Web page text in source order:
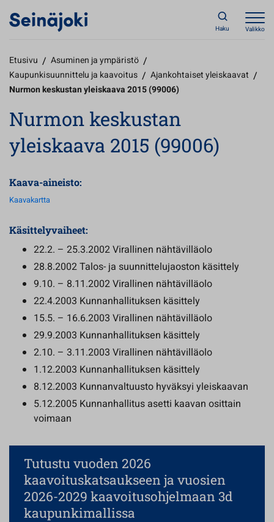
Haku Valikko
Etusivu / Asuminen ja ympäristö /
Kaupunkisuunnittelu ja kaavoitus / Ajankohtaiset yleiskaavat /
Nurmon keskustan yleiskaava 2015 (99006)
Nurmon keskustan
yleiskaava 2015 (99006)
Kaava-aineisto:
Kaavakartta
Käsittelyvaiheet:
22.2. – 25.3.2002 Virallinen nähtävilläolo
28.8.2002 Talos- ja suunnittelujaoston käsittely
9.10. – 8.11.2002 Virallinen nähtävilläolo
22.4.2003 Kunnanhallituksen käsittely
15.5. – 16.6.2003 Virallinen nähtävilläolo
29.9.2003 Kunnanhallituksen käsittely
2.10. – 3.11.2003 Virallinen nähtävilläolo
1.12.2003 Kunnanhallituksen käsittely
8.12.2003 Kunnanvaltuusto hyväksyi yleiskaavan
5.12.2005 Kunnanhallitus asetti kaavan osittain
voimaan
Tutustu vuoden 2026
kaavoituskatsaukseen ja vuosien
2026-2029 kaavoitusohjelmaan 3d
kaupunkimallissa